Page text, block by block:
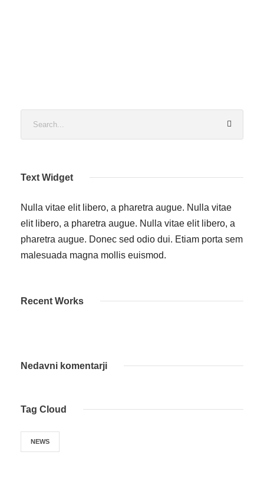
Text Widget
Nulla vitae elit libero, a pharetra augue. Nulla vitae
elit libero, a pharetra augue. Nulla vitae elit libero, a
pharetra augue. Donec sed odio dui. Etiam porta sem
malesuada magna mollis euismod.
Recent Works
Nedavni komentarji
Tag Cloud
NEWS